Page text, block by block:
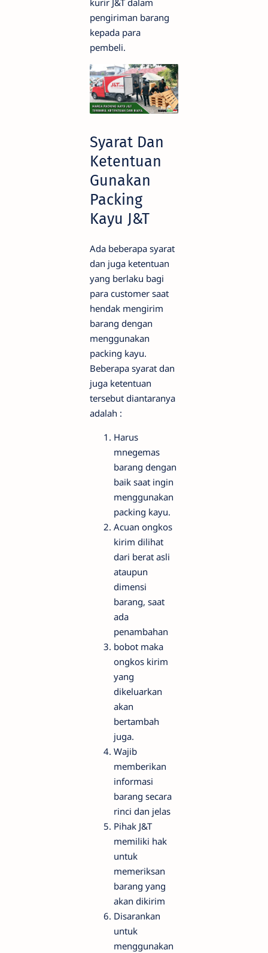
kurir J&T dalam
pengiriman barang
kepada para
pembeli.
Syarat Dan
Ketentuan
Gunakan
Packing
Kayu J&T
Ada beberapa syarat
dan juga ketentuan
yang berlaku bagi
para customer saat
hendak mengirim
barang dengan
menggunakan
packing kayu.
Beberapa syarat dan
juga ketentuan
tersebut diantaranya
adalah :
Harus
mnegemas
barang dengan
baik saat ingin
menggunakan
packing kayu.
Acuan ongkos
kirim dilihat
dari berat asli
ataupun
dimensi
barang, saat
ada
penambahan
bobot maka
ongkos kirim
yang
dikeluarkan
akan
bertambah
juga.
Wajib
memberikan
informasi
barang secara
rinci dan jelas
Pihak J&T
memiliki hak
untuk
memeriksan
barang yang
akan dikirim
Disarankan
untuk
menggunakan